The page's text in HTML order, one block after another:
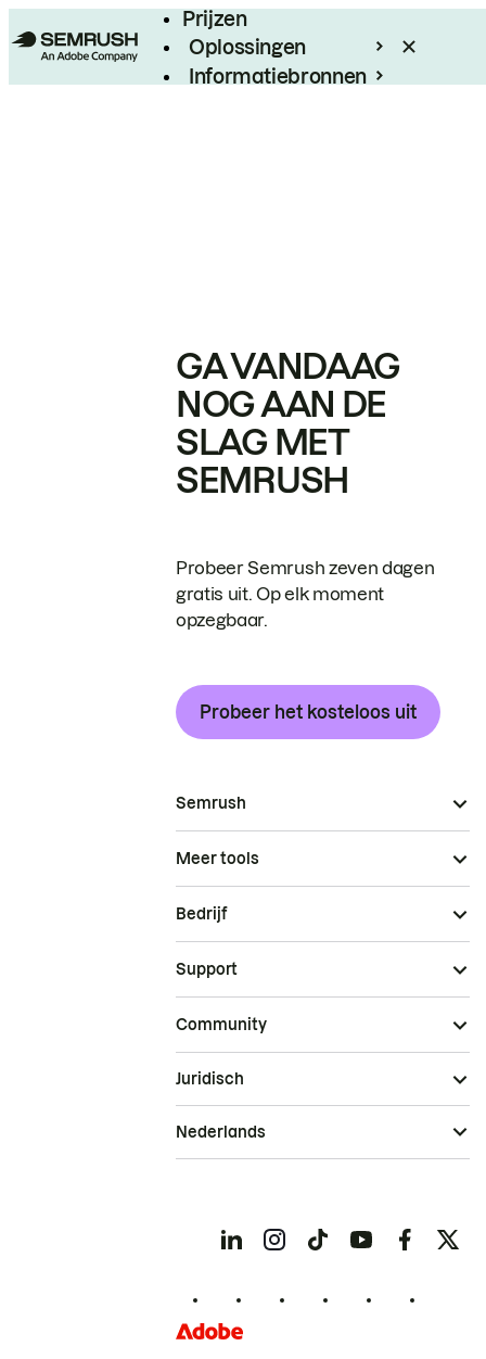
Prijzen
Oplossingen
Informatiebronnen
GA VANDAAG
NOG AAN DE
SLAG MET
SEMRUSH
Probeer Semrush zeven dagen
gratis uit. Op elk moment
opzegbaar.
Probeer het kosteloos uit
Semrush
Meer tools
Bedrijf
Support
Community
Juridisch
Nederlands